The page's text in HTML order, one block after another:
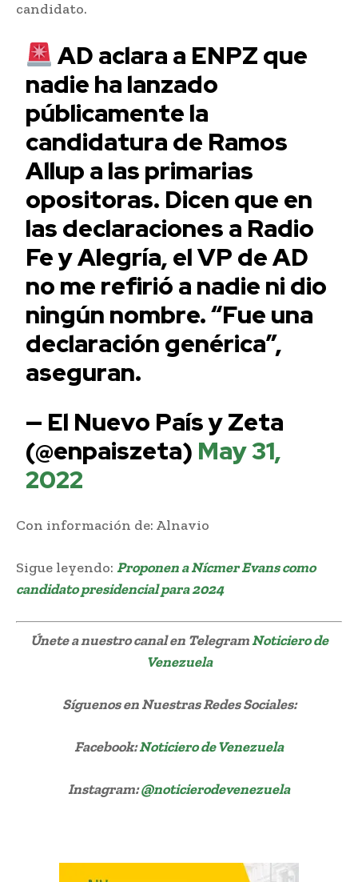
candidato.
AD aclara a ENPZ que
nadie ha lanzado
públicamente la
candidatura de Ramos
Allup a las primarias
opositoras. Dicen que en
las declaraciones a Radio
Fe y Alegría, el VP de AD
no me refirió a nadie ni dio
ningún nombre. “Fue una
declaración genérica”,
aseguran.
— El Nuevo País y Zeta
(@enpaiszeta) May 31,
2022
Con información de: Alnavio
Sigue leyendo: Proponen a Nícmer Evans como
candidato presidencial para 2024
Únete a nuestro canal en TelegramNoticiero de
Venezuela
Síguenosen Nuestras Redes Sociales:
Facebook:Noticiero de Venezuela
Instagram:@noticierodevenezuela